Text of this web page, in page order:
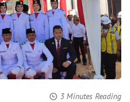
3 Minutes Reading